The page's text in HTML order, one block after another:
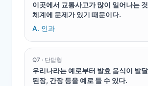
이곳에서 교통사고가 많이 일어나는
체계에 문제가 있기 때문이다.
A. 인과
Q7 · 단답형
우리나라는 예로부터 발효 음식이 발
된장, 간장 등을 예로 들 수 있다.